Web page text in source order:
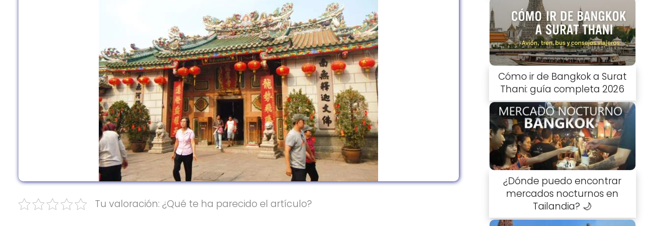
Tu valoración: ¿Qué te ha parecido el artículo?
Cómo ir de Bangkok a Surat
Thani: guía completa 2026
¿Dónde puedo encontrar
mercados nocturnos en
Tailandia? 🌙